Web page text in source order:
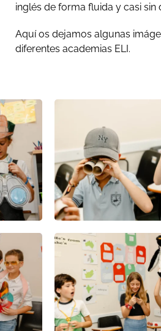
inglés de forma fluida y casi sin
Aquí os dejamos algunas
diferentes academias ELI.